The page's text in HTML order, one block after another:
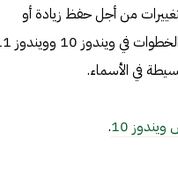
من أجل حفظ زيادة أو
إنقاص السرعة، وتتشابه
في الأسماء.
10
.